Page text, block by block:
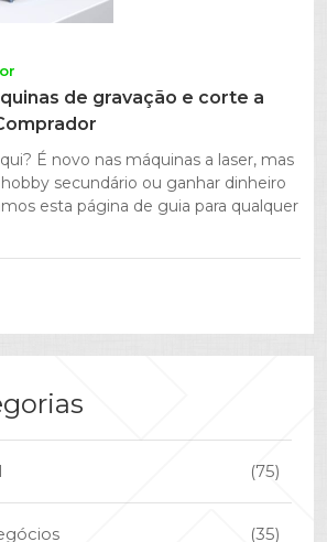
de gravação e corte a
É novo nas máquinas a laser, mas
secundário ou ganhar dinheiro
esta página de guia para qualquer
(75)
(35)